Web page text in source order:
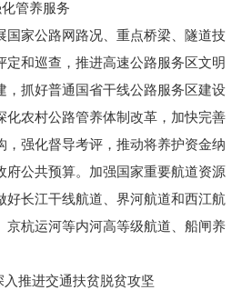
管养服务
国家公路网路况、重点桥梁、隧道技
定和巡查，推进高速公路服务区文明
，抓好普通国省干线公路服务区建设
化农村公路管养体制改革，加快完善
，强化督导考评，推动将养护资金纳
府公共预算。加强国家重要航道资源
好长江干线航道、界河航道和西江航
京杭运河等内河高等级航道、船闸养
入推进交通扶贫脱贫攻坚